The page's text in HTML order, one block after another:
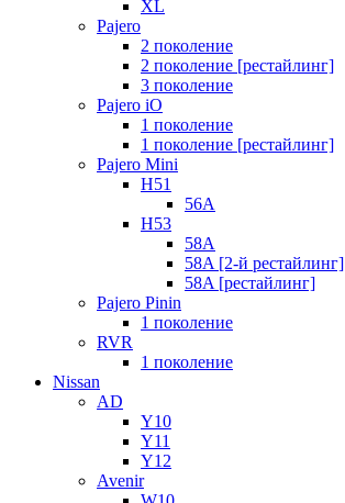
XL
Pajero
2 поколение
2 поколение [рестайлинг]
3 поколение
Pajero iO
1 поколение
1 поколение [рестайлинг]
Pajero Mini
H51
56A
H53
58A
58A [2-й рестайлинг]
58A [рестайлинг]
Pajero Pinin
1 поколение
RVR
1 поколение
Nissan
AD
Y10
Y11
Y12
Avenir